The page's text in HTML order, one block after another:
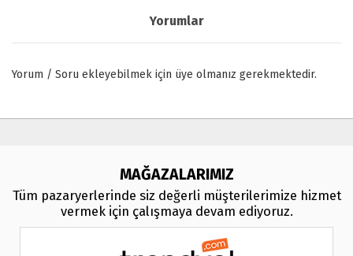
Yorumlar
Yorum / Soru ekleyebilmek için üye olmanız gerekmektedir.
MAĞAZALARIMIZ
Tüm pazaryerlerinde siz değerli müşterilerimize hizmet
vermek için çalışmaya devam ediyoruz.